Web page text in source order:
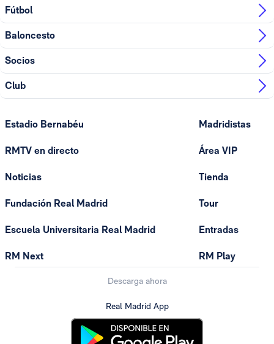
Fútbol
Baloncesto
Socios
Club
Estadio Bernabéu
RMTV en directo
Noticias
Fundación Real Madrid
Escuela Universitaria Real Madrid
RM Next
Madridistas
Área VIP
Tienda
Tour
Entradas
RM Play
Descarga ahora
Real Madrid App